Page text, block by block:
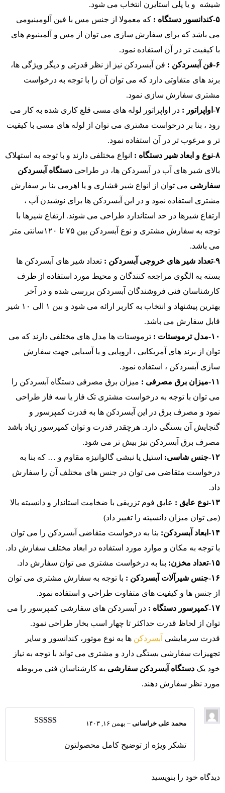
شیشه و یا پلی استایرن انتخاب می شود.
۵-کندانسور دستگاه :
که معمولا از جنس مس با فین آلومینیومی
می باشد که برای سفارش سازی می توان از مس و آلمینیوم های
با کیفیت تر در آن استفاده نمود.
۶-فن آبسردکن :
فن آبسردکن نیز از نظر قدرتی و دیگر ویژگی ها،
برند های متفاوتی دارد که می توان آن را با توجه به درخواست
مشتری سفارش سازی نمود.
۷-اواپراتور :
در اواپراتور لوله های مسی قلع کاری شده به کار می
رود ، بنا بر درخواست مشتری می توان از لوله های مسی با کیفیت
تر و مرغوب تر در آن استفاده نمود.
۸-نوع و ابعاد شیر دستگاه :
انواع مختلفی دارند و با توجه به استهلاک
بالای شیر های آب در آبسردکن ها، در طراحی دستگاه آبسردکن
سفارشی می توان از انواع شیر فشاری و یا اهرمی بنا بر سفارش
مشتری استفاده نمود و در این آبسردکن ها برای نوشیدن آب ،
ارتفاع شیرها در حد استاندارد طراحی می شوند. ارتفاع شیرها با
توجه به سفارش مشتری و نوع آبسردکن بین ۷۵ تا ۱۲۰سانتی متر
می باشد.
۹-تعداد شیر های خروجی آبسردکن :
تعداد شیر های آبسردکن ها
بسته به الگوی مراجعه کنندگان و محیط مورد استفاده از طرف
کارشناسان فنی فروشندگان آبسردکن بررسی شده و در آخر
بهترین پیشنهاد و انتخاب به کاربر ارائه می شود و بین ۱ الی ۱۰ شیر
قابل سفارش می باشد.
۱۰-مدل ترموستات :
ترموستات ها مدل های مختلفی دارند که می
توان از برند های آمریکایی ، اروپایی و یا آسیایی جهت سفارش
سازی آبسردکن ، استفاده نمود.
۱۱-میزان برق مصرفی :
میزان برق مصرفی دستگاه آبسردکن را
می توان با توجه به درخواست مشتری تک فاز یا سه فاز طراحی
نمود و مصرف برق در این آبسردکن ها به قدرت کمپرسور و
گنجایش آن بستگی دارد. هرچقدر قدرت و توان کمپرسور زیاد باشد
مصرف برق آبسردکن نیز بیش تر می شود.
۱۲-جنس شاسی:
استیل یا نبشی گالوانیزه مقاوم و … که بنا به
درخواست متقاضی می توان در جنس های مختلف آن را سفارش
داد.
۱۳-نوع عایق :
عایق فوم تزریقی با ضخامت استاندار و دانسیته بالا
(می توان میزان دانسیته را تغییر داد)
۱۴-ابعاد آبسردکن:
بنا به درخواست متقاضی آبسردکن را می توان
با توجه به مکان و موارد مورد استفاده در ابعاد مختلف سفارش داد.
۱۵-تعداد مخزن:
بنا به درخواست مشتری می توان سفارش داد.
۱۶-جنس شیرآلات آبسردکن :
با توجه به سفارش مشتری می توان
از جنس ها و کیفیت های متفاوت طراحی و استفاده نمود.
۱۷-کمپرسور دستگاه :
در آبسردکن های سفارشی کمپرسور را می
توان از لحاظ قدرت حداکثر تا چهار اسب بخار طراحی نمود.
قدرت سرمایشی آبسردکن ها به نوع موتور، کندانسور و سایر
تجهیزات سفارشی بستگی دارد و مشتری می تواند با توجه به نیاز
خود یک دستگاه آبسردکن سفارشی به کارشناسان فنی مربوطه
مورد نظر سفارش دهند.
محمد علی خراسانی – بهمن ۱۶, ۱۴۰۳
تشکر ویژه از توضیح کامل محصولتون
دیدگاه خود را بنویسید